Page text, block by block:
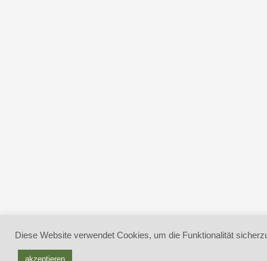
Diese Website verwendet Cookies, um die Funktionalität
akzeptieren